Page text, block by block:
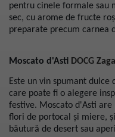
pentru cinele formale sau
sec, cu arome de fructe
preparate precum carnea
Moscato d'Asti DOCG
Este un vin spumant
care poate fi o alegere
festive. Moscato d'Asti are
flori de portocal și miere,
băutură de desert sau